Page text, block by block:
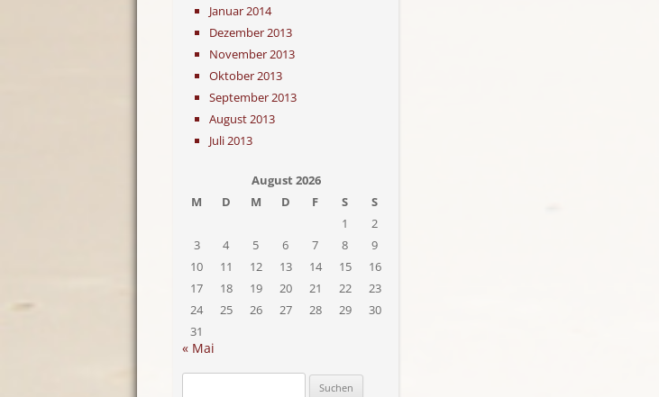
Januar 2014
Dezember 2013
November 2013
Oktober 2013
September 2013
August 2013
Juli 2013
August 2026
M
D M D F S
S
1
2
3
4 5 6 7 8
9
10
11 12 13 14 15
16
17
18 19 20 21 22
23
24
25 26 27 28 29
30
31
« Mai